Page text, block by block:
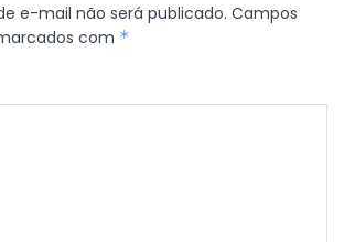
e-mail não será publicado. Campos
com *